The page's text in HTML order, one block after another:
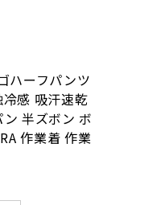
ハーフパンツ
感 吸汗速乾
半ズボン ボ
作業着 作業